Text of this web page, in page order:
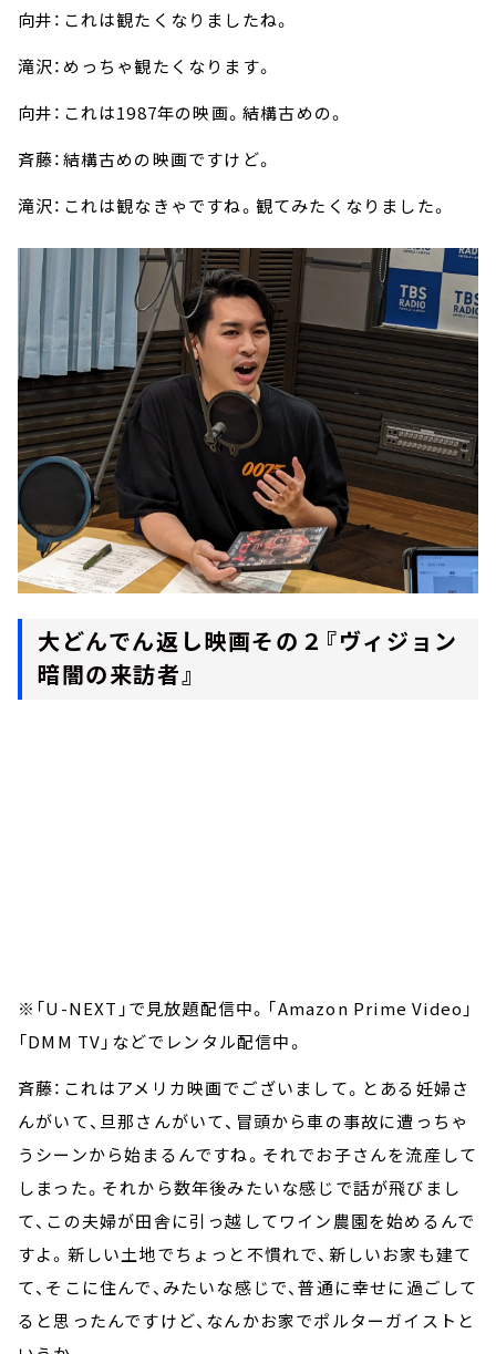
向井：これは観たくなりましたね。
滝沢：めっちゃ観たくなります。
向井：これは1987年の映画。結構古めの。
斉藤：結構古めの映画ですけど。
滝沢：これは観なきゃですね。観てみたくなりました。
大どんでん返し映画その２『ヴィジョン
暗闇の来訪者』
※「U-NEXT」で見放題配信中。「Amazon Prime Video」
「DMM TV」などでレンタル配信中。
斉藤：これはアメリカ映画でございまして。とある妊婦さ
んがいて、旦那さんがいて、冒頭から車の事故に遭っちゃ
うシーンから始まるんですね。それでお子さんを流産して
しまった。それから数年後みたいな感じで話が飛びまし
て、この夫婦が田舎に引っ越してワイン農園を始めるんで
すよ。新しい土地でちょっと不慣れで、新しいお家も建て
て、そこに住んで、みたいな感じで、普通に幸せに過ごして
ると思ったんですけど、なんかお家でポルターガイストと